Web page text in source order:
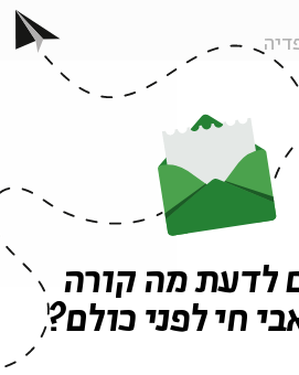
לדעת מה קורה
חי לפני כולם?